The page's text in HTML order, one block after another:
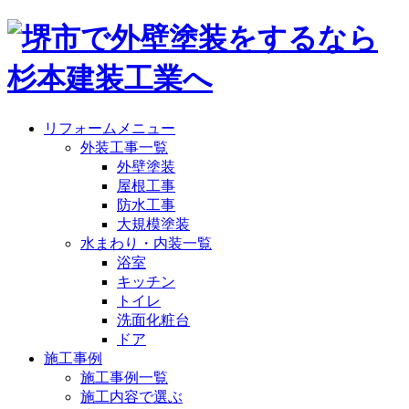
リフォームメニュー
外装工事一覧
外壁塗装
屋根工事
防水工事
大規模塗装
水まわり・内装一覧
浴室
キッチン
トイレ
洗面化粧台
ドア
施工事例
施工事例一覧
施工内容で選ぶ